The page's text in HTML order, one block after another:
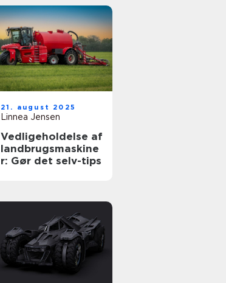
21. august 2025
Linnea Jensen
Vedligeholdelse af
landbrugsmaskine
r: Gør det selv-tips